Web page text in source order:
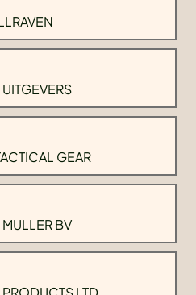
GEAR
MULLER BV